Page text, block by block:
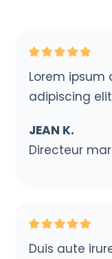
Lorem
adipiscing
JEAN K.
Directeur
Duis aute